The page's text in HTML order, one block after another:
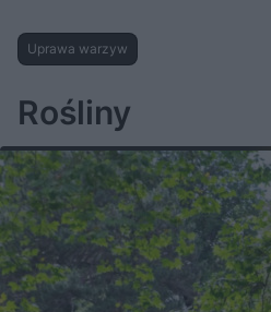
Uprawa warzyw
Rośliny